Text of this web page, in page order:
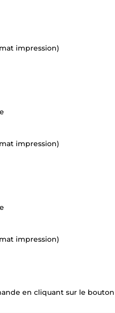
impression)
impression)
impression)
en cliquant sur le bouton